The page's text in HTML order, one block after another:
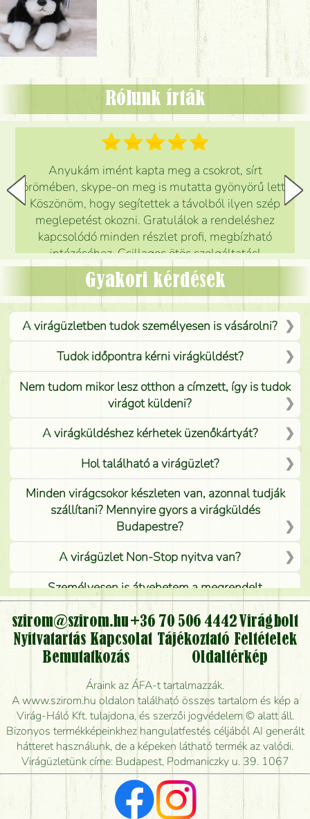
Rólunk írták
Anyukám imént kapta meg a csokrot, sírt
örömében, skype-on meg is mutatta gyönyörű lett.
Köszönöm, hogy segítettek a távolból ilyen szép
meglepetést okozni. Gratulálok a rendeléshez
kapcsolódó minden részlet profi, megbízható
intézéséhez. Csillagos ötös szolgáltatás!
Mónika
Gyakori kérdések
A virágüzletben tudok személyesen is vásárolni?
Tudok időpontra kérni virágküldést?
Nem tudom mikor lesz otthon a címzett, így is tudok
virágot küldeni?
A virágküldéshez kérhetek üzenőkártyát?
Hol található a virágüzlet?
Minden virágcsokor készleten van, azonnal tudják
szállítani? Mennyire gyors a virágküldés
Budapestre?
A virágüzlet Non-Stop nyitva van?
Személyesen is átvehetem a megrendelt
virágcsokrot, vagy csak virágküldéssel, kiszállítással
kérhető?
Vidékre is lehet rendelni?
Meddig rendelhetek virágküldést úgy, hogy még ma
kiszállítsák?
Mennyire gyorsan tudják elkészíteni a csokrot, és
mikor tudják leghamarabb kiszállítani?
Vörös rózsát keresek, van önöknél?
Milyen visszajelzést kapok a virágküldésről?
szirom@szirom.hu+36 70 506 4442Virágbolt
Nyitvatartás Kapcsolat Tájékoztató Feltételek
Bemutatkozás
Oldaltérkép
Áraink az ÁFA-t tartalmazzák.
A www.szirom.hu oldalon található összes tartalom és kép a
Virág-Háló Kft. tulajdona, és szerzői jogvédelem © alatt áll.
Bizonyos termékképeinkhez hangulatfestés céljából AI generált
hátteret használunk, de a képeken látható termék az valódi.
Virágüzletünk címe: Budapest, Podmaniczky u. 39. 1067